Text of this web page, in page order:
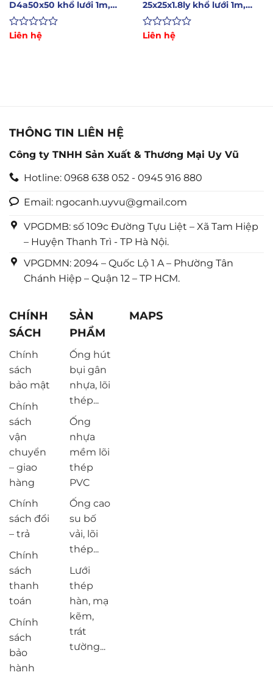
D4a50x50 khổ lưới 1m,
1.2m, 1.5m dài 10m
Được
Liên hệ
25x25x1.8ly khổ lưới 1m,
1.2m, 1.5m
Được
Liên hệ
THÔNG TIN LIÊN HỆ
Công ty TNHH Sản Xuất & Thương Mại Uy Vũ
Hotline: 0968 638 052 - 0945 916 880
Email: ngocanh.uyvu@gmail.com
VPGDMB: số 109c Đường Tựu Liệt – Xã Tam Hiệp
– Huyện Thanh Trì - TP Hà Nội.
VPGDMN: 2094 – Quốc Lộ 1 A – Phường Tân
Chánh Hiệp – Quận 12 – TP HCM.
CHÍNH
SÁCH
Chính
sách
bảo mật
Chính
sách
vận
chuyển
– giao
hàng
Chính
sách đổi
– trả
Chính
sách
thanh
toán
Chính
sách
bảo
hành
SẢN
PHẨM
Ống hút
bụi gân
nhựa, lõi
thép...
Ống
nhựa
mềm lõi
thép
PVC
Ống cao
su bố
vải, lõi
thép...
Lưới
thép
hàn, mạ
kẽm,
trát
tường...
MAPS